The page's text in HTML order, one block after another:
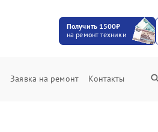
Получить 1500₽
на ремонт техники
Заявка на ремонт Контакты